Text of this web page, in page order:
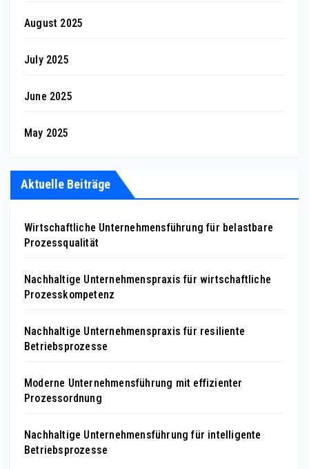
August 2025
July 2025
June 2025
May 2025
Aktuelle Beiträge
Wirtschaftliche Unternehmensführung für belastbare
Prozessqualität
Nachhaltige Unternehmenspraxis für wirtschaftliche
Prozesskompetenz
Nachhaltige Unternehmenspraxis für resiliente
Betriebsprozesse
Moderne Unternehmensführung mit effizienter
Prozessordnung
Nachhaltige Unternehmensführung für intelligente
Betriebsprozesse